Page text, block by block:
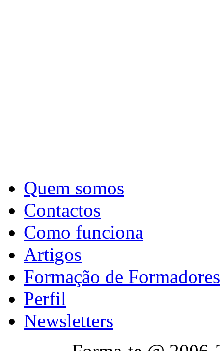
Quem somos
Contactos
Como funciona
Artigos
Formação de Formadores
Perfil
Newsletters